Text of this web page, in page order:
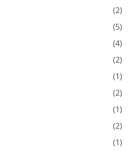
(2)
(5)
(4)
(2)
(1)
(2)
(1)
(2)
(1)